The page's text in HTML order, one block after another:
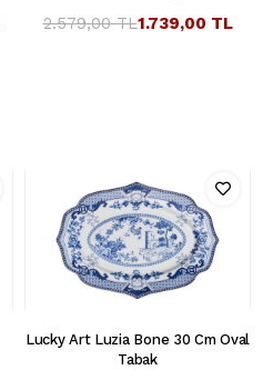
1.739,00 TL
2.579,00 TL
Lucky Art Luzia Bone 30 Cm Oval
Tabak